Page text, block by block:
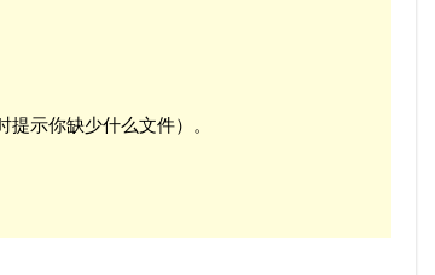
示你缺少什么文件）。